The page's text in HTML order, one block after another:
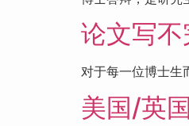
论文写
对于每一位博士生
美国/英